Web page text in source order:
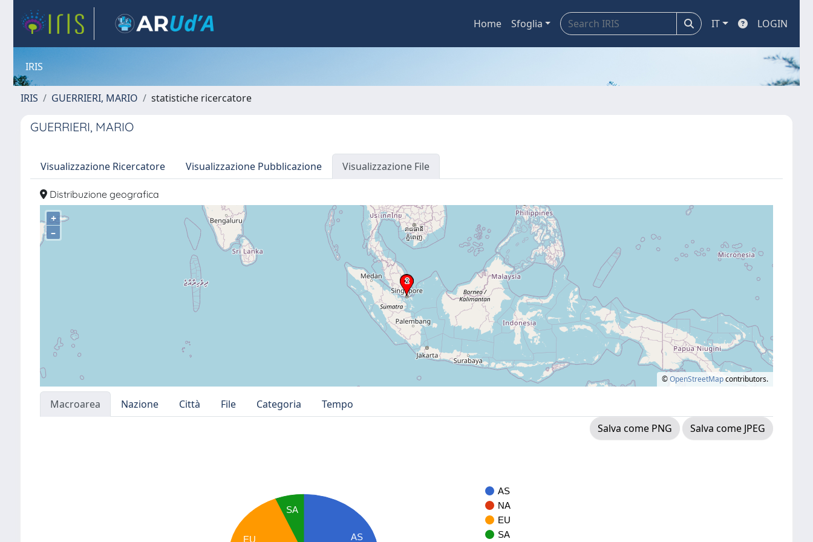
Home Sfoglia IT LOGIN
IRIS
IRIS GUERRIERI, MARIO statistiche ricercatore
GUERRIERI, MARIO
Visualizzazione Ricercatore Visualizzazione Pubblicazione Visualizzazione File
Distribuzione geografica
+
–
©OpenStreetMapcontributors.
Macroarea Nazione Città File Categoria
Tempo
Salva come PNG
Salva come JPEG
AS
NA
EU
SA
AS
SA
EU